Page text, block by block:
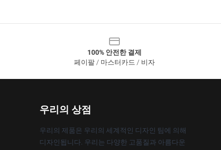
100% 안전한 결제
페이팔 / 마스터카드 / 비자
우리의 상점
우리의 제품은 우리의 세계적인 디자인 팀에 의해
디자인됩니다. 우리는 다양한 고품질과 아름다운